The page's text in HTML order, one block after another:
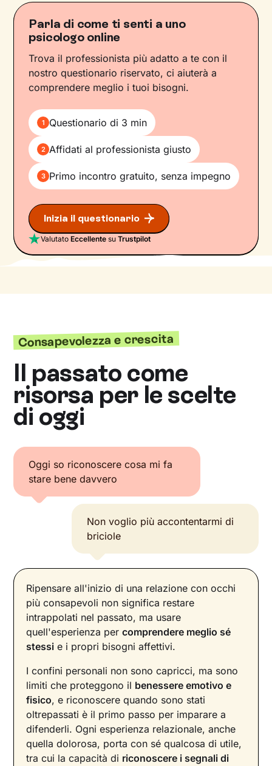
Parla di come ti senti a uno
psicologo online
Trova il professionista più adatto a te con il
nostro questionario riservato, ci aiuterà a
comprendere meglio i tuoi bisogni.
1 Questionario di 3 min
2 Affidati al professionista giusto
3 Primo incontro gratuito, senza impegno
Inizia il questionario
ValutatoEccellente suTrustpilot
Consapevolezza e crescita
Il passato come
risorsa per le scelte
di oggi
Oggi so riconoscere cosa mi fa
stare bene davvero
Non voglio più accontentarmi di
briciole
Ripensare all'inizio di una relazione con occhi
più consapevoli non significa restare
intrappolati nel passato, ma usare
quell'esperienza percomprendere meglio sé
stessi e i propri bisogni affettivi.
I confini personali non sono capricci, ma sono
limiti che proteggono il benessere emotivo e
fisico, e riconoscere quando sono stati
oltrepassati è il primo passo per imparare a
difenderli. Ogni esperienza relazionale, anche
quella dolorosa, porta con sé qualcosa di utile,
tra cui la capacità di riconoscere i segnali di